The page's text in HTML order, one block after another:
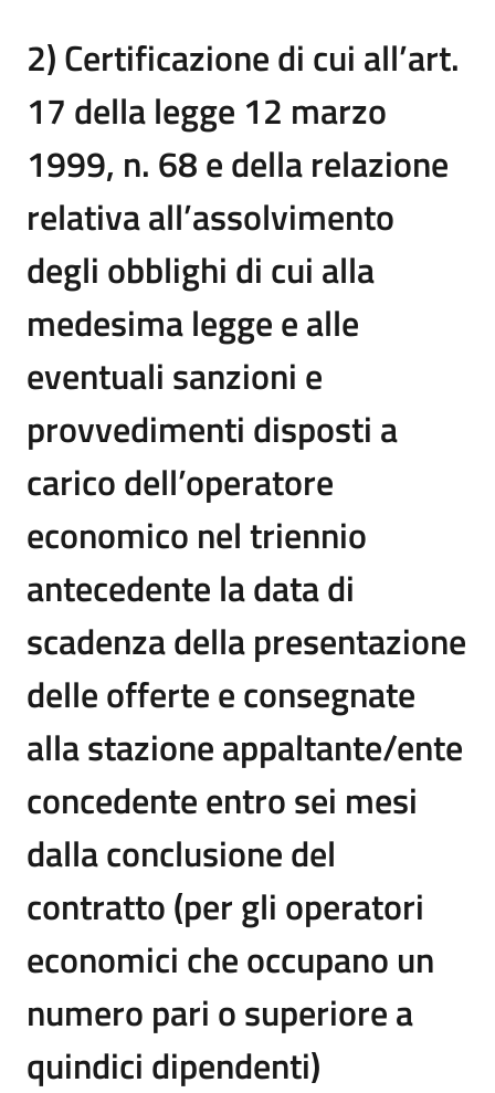
2) Certificazione di cui all’art.
17 della legge 12 marzo
1999, n. 68 e della relazione
relativa all’assolvimento
degli obblighi di cui alla
medesima legge e alle
eventuali sanzioni e
provvedimenti disposti a
carico dell’operatore
economico nel triennio
antecedente la data di
scadenza della presentazione
delle offerte e consegnate
alla stazione appaltante/ente
concedente entro sei mesi
dalla conclusione del
contratto (per gli operatori
economici che occupano un
numero pari o superiore a
quindici dipendenti)